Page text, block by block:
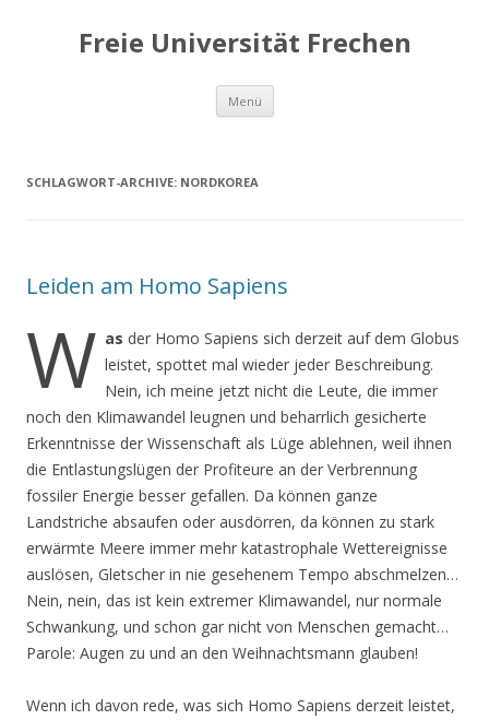
Freie Universität Frechen
Menü Zum
springen
SCHLAGWORT-ARCHIVE: NORDKOREA
Leiden am Homo Sapiens
W as der Homo Sapiens sich derzeit auf dem Globus
leistet, spottet mal wieder jeder Beschreibung.
Nein, ich meine jetzt nicht die Leute, die immer
noch den Klimawandel leugnen und beharrlich gesicherte
Erkenntnisse der Wissenschaft als Lüge ablehnen, weil ihnen
die Entlastungslügen der Profiteure an der Verbrennung
fossiler Energie besser gefallen. Da können ganze
Landstriche absaufen oder ausdörren, da können zu stark
erwärmte Meere immer mehr katastrophale Wettereignisse
auslösen, Gletscher in nie gesehenem Tempo abschmelzen…
Nein, nein, das ist kein extremer Klimawandel, nur normale
Schwankung, und schon gar nicht von Menschen gemacht…
Parole: Augen zu und an den Weihnachtsmann glauben!
Wenn ich davon rede, was sich Homo Sapiens derzeit leistet,